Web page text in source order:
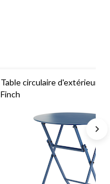
Table circulaire d'extérieur
Finch